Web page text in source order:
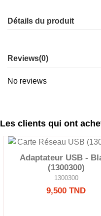
Détails du produit
Reviews(0)
No reviews
Les clients qui ont
Adaptateur USB -
(1300300)
1300300
9,500 TND